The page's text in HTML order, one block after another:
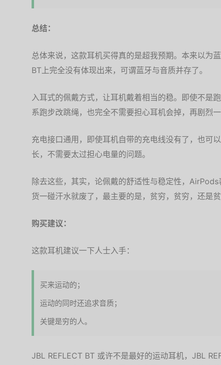
总结：
总体来说，这款耳机买得真的是超我预期。本来以为
BT上完全没有体现出来，可谓蓝牙与音质并存了。
入耳式的佩戴方式，让耳机戴着相当的稳。即使不是
系跑步改跳绳，也完全不需要担心耳机会掉，再剧烈
充电接口通用，即使耳机自带的充电线没有了，也可
长，不需要太过担心电量的问题。
除去这些，其实，论佩戴的舒适性与稳定性，
货一碰汗水就废了，最主要的是，贫穷，贫穷，还是
购买建议：
这款耳机建议一下人士入手：
买来运动的；
运动的同时还追求音质；
关键是穷的人。
JBL REFLECT BT 或许不是最好的运动耳机，JBL